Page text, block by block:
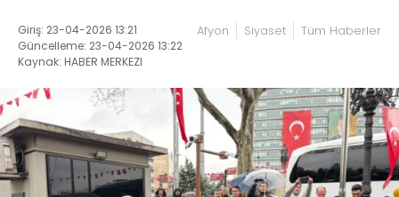
Giriş: 23-04-2026 13:21
Güncelleme: 23-04-2026 13:22
Kaynak: HABER MERKEZI
Afyon Siyaset Tüm Haberler